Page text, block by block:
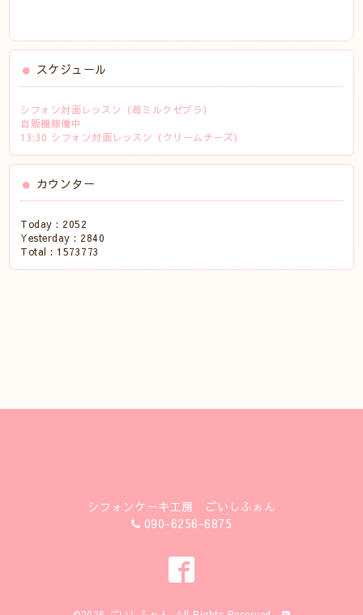
スケジュール
シフォン対面レッスン（苺ミルクゼブラ）
自販機稼働中
13:30 シフォン対面レッスン（クリームチーズ）
カウンター
Today : 2052
Yesterday : 2840
Total : 1573773
シフォンケーキ工房 ごいしふぉん
090-6256-6875